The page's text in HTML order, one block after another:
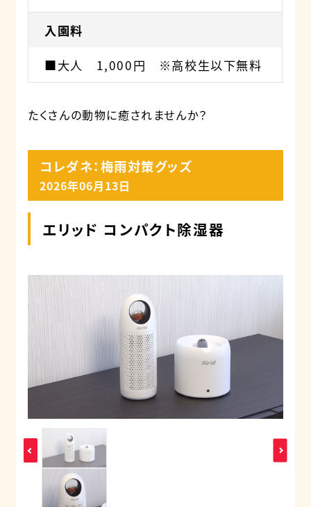
入園料
■大人 1,000円 ※高校生以下無料
たくさんの動物に癒されませんか？
コレダネ：梅雨対策グッズ
2026年06月13日
エリッド コンパクト除湿器